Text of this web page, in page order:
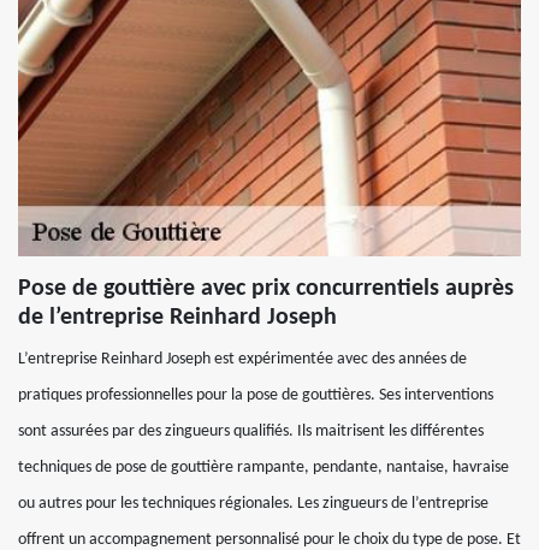
Pose de gouttière avec prix concurrentiels auprès
de l’entreprise Reinhard Joseph
L’entreprise Reinhard Joseph est expérimentée avec des années de
pratiques professionnelles pour la pose de gouttières. Ses interventions
sont assurées par des zingueurs qualifiés. Ils maitrisent les différentes
techniques de pose de gouttière rampante, pendante, nantaise, havraise
ou autres pour les techniques régionales. Les zingueurs de l’entreprise
offrent un accompagnement personnalisé pour le choix du type de pose. Et